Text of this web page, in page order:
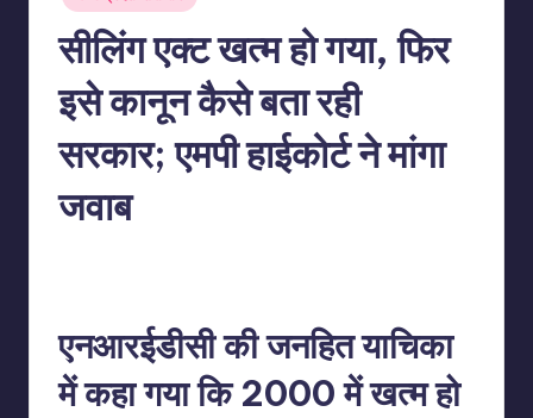
in
सीलिंग एक्ट खत्म हो गया, फिर
इसे कानून कैसे बता रही
सरकार; एमपी हाईकोर्ट ने मांगा
जवाब
एनआरईडीसी की जनहित याचिका
में कहा गया कि 2000 में खत्म हो